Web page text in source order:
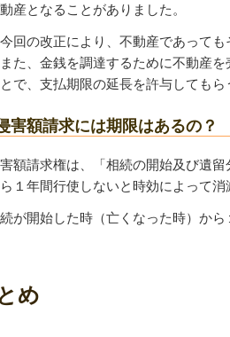
産となることがありました。
回の改正により、不動産であって
た、金銭を調達するために不動産
で、支払期限の延長を許与してもら
害額請求には期限はあるの？
額請求権は、「相続の開始及び遺
１年間行使しないと時効によって消
が開始した時（亡くなった時）か
め